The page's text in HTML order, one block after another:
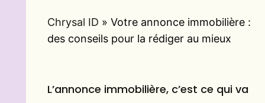
Chrysal ID » Votre annonce immobilière :
des conseils pour la rédiger au mieux
L’annonce immobilière, c’est ce qui va